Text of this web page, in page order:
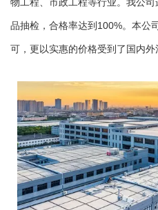
品抽检，合格率达到100%。本公
可，更以实惠的价格受到了国内外